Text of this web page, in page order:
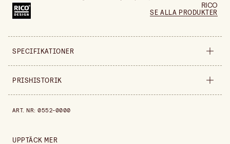
RICO
SE ALLA PRODUKTER
SPECIFIKATIONER
Säljs i styck
PRISHISTORIK
ART. NR:0552-0000
UPPTÄCK MER